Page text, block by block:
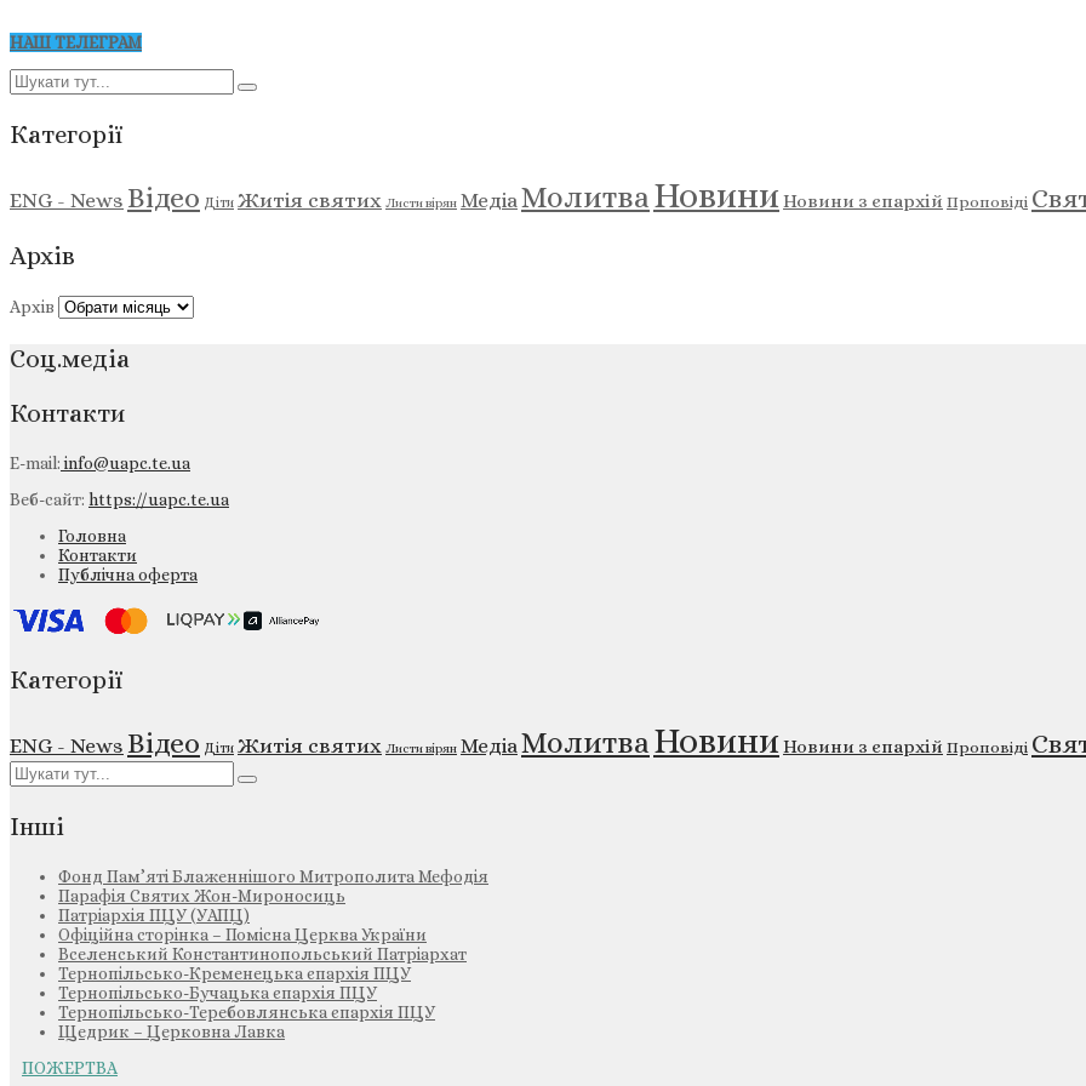
НАШ ТЕЛЕГРАМ
Категорії
ENG - News Відео Діти Житія святих Листи вірян МедіаМолитваНовини Новини з єпархій Проповіді
Архів
Архів
Соц.медіа
Контакти
E-mail:info@uapc.te.ua
Веб-сайт: https://uapc.te.ua
Головна
Контакти
Публічна оферта
Категорії
ENG - News Відео Діти Житія святих Листи вірян МедіаМолитваНовиниНовини з єпархій Проповіді
Інші
Фонд Пам’яті Блаженнішого Митрополита Мефодія
Парафія Святих Жон-Мироносиць
Патріархія ПЦУ (УАПЦ)
Офіційна сторінка – Помісна Церква України
Вселенський Константинопольський Патріархат
Тернопільсько-Кременецька єпархія ПЦУ
Тернопільсько-Бучацька єпархія ПЦУ
Тернопільсько-Теребовлянська єпархія ПЦУ
Щедрик – Церковна Лавка
ПОЖЕРТВА